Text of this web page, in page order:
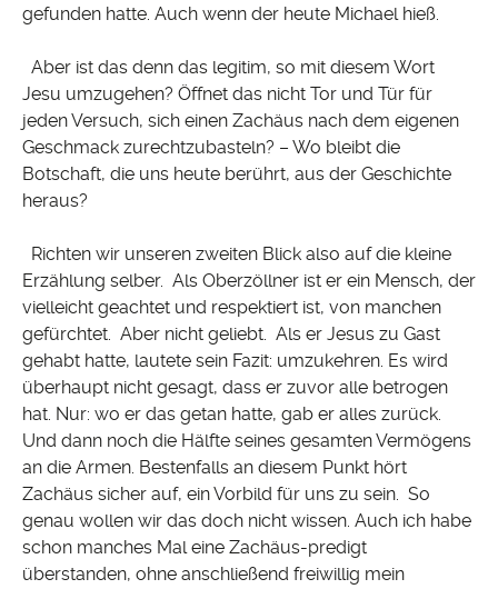
gefunden hatte. Auch wenn der heute Michael hieß.
Aber ist das denn das legitim, so mit diesem Wort
Jesu umzugehen? Öffnet das nicht Tor und Tür für
jeden Versuch, sich einen Zachäus nach dem eigenen
Geschmack zurechtzubasteln? – Wo bleibt die
Botschaft, die uns heute berührt, aus der Geschichte
heraus?
Richten wir unseren zweiten Blick also auf die kleine
Erzählung selber. Als Oberzöllner ist er ein Mensch, der
vielleicht geachtet und respektiert ist, von manchen
gefürchtet. Aber nicht geliebt. Als er Jesus zu Gast
gehabt hatte, lautete sein Fazit: umzukehren. Es wird
überhaupt nicht gesagt, dass er zuvor alle betrogen
hat. Nur: wo er das getan hatte, gab er alles zurück.
Und dann noch die Hälfte seines gesamten Vermögens
an die Armen. Bestenfalls an diesem Punkt hört
Zachäus sicher auf, ein Vorbild für uns zu sein. So
genau wollen wir das doch nicht wissen. Auch ich habe
schon manches Mal eine Zachäus-predigt
überstanden, ohne anschließend freiwillig mein